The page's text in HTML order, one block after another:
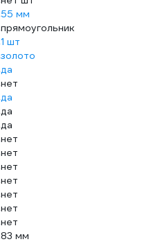
55 мм
прямоугольник
1 шт
золото
да
нет
да
да
да
нет
нет
нет
нет
нет
нет
нет
83 мм